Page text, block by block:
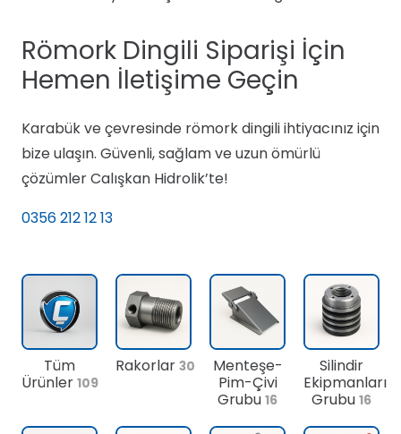
Römork Dingili Siparişi İçin
Hemen İletişime Geçin
Karabük ve çevresinde römork dingili ihtiyacınız için
bize ulaşın. Güvenli, sağlam ve uzun ömürlü
çözümler Calışkan Hidrolik’te!
0356 212 12 13
Tüm
Ürünler 109
Rakorlar 30
Menteşe-
Pim-Çivi
Grubu 16
Silindir
Ekipmanları
Grubu 16